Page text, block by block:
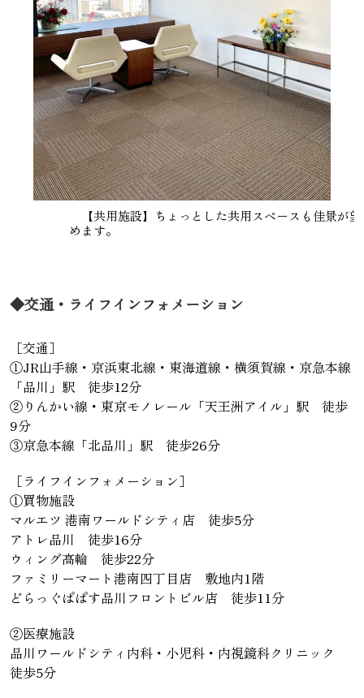
【共用施設】ちょっとした共用スペースも佳景が望
めます。
◆交通・ライフインフォメーション
［交通］
①JR山手線・京浜東北線・東海道線・横須賀線・京急本線
「品川」駅 徒歩12分
②りんかい線・東京モノレール「天王洲アイル」駅 徒歩
9分
③京急本線「北品川」駅 徒歩26分
［ライフインフォメーション］
①買物施設
マルエツ 港南ワールドシティ店 徒歩5分
アトレ品川 徒歩16分
ウィング高輪 徒歩22分
ファミリーマート港南四丁目店 敷地内1階
どらっぐぱぱす品川フロントビル店 徒歩11分
②医療施設
品川ワールドシティ内科・小児科・内視鏡科クリニック
徒歩5分